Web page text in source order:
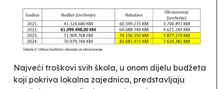
Najveći troškovi svih škola, u onom dijelu budžeta
koji pokriva lokalna zajednica, predstavljaju